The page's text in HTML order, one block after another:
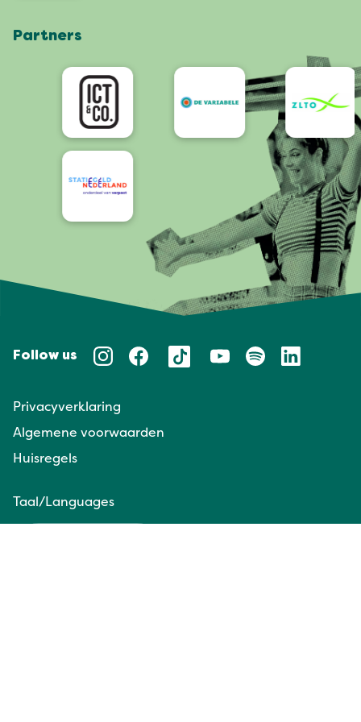
App
Bereikbaarheid/Toegankelijkheid
Partners
Follow us
Privacyverklaring
Algemene voorwaarden
Huisregels
Taal/Languages